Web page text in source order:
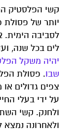
קשי הפלסטיק
יותר של פסולת
לים בכל שנה, ועד לשנת 2050,
יהיה משקל
שבו. פסולת
צפים גדולים
על ידי בעלי
ולחנק. קשי
ולאחרונה נמצא